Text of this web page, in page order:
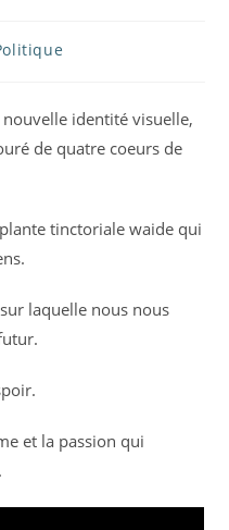
nouvelle identité visuelle,
de quatre coeurs de
tinctoriale waide qui
laquelle nous nous
et la passion qui